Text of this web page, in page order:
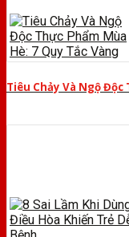
Tiêu Chảy Và Ngộ Độc